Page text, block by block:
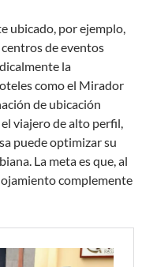
ubicado, por ejemplo,
de eventos
la
como el Mirador
de ubicación
viajero de alto perfil,
puede optimizar su
La meta es que, al
complemente